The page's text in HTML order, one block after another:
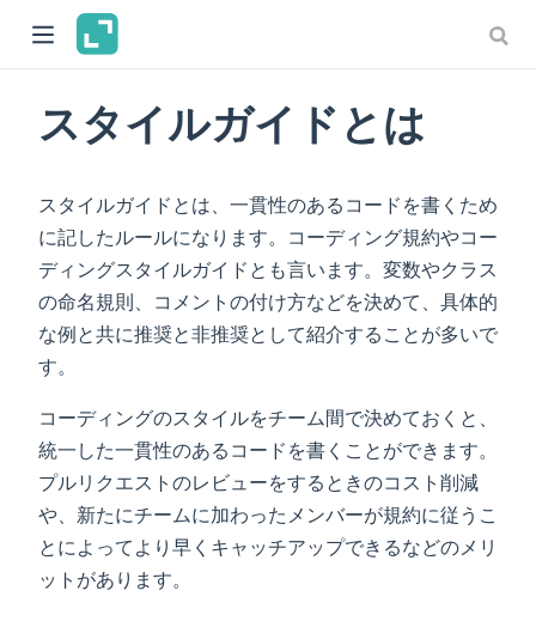
スタイルガイドとは
スタイルガイドとは、一貫性のあるコードを書くため
に記したルールになります。コーディング規約やコー
ディングスタイルガイドとも言います。変数やクラス
の命名規則、コメントの付け方などを決めて、具体的
な例と共に推奨と非推奨として紹介することが多いで
す。
コーディングのスタイルをチーム間で決めておくと、
統一した一貫性のあるコードを書くことができます。
プルリクエストのレビューをするときのコスト削減
や、新たにチームに加わったメンバーが規約に従うこ
とによってより早くキャッチアップできるなどのメリ
ットがあります。